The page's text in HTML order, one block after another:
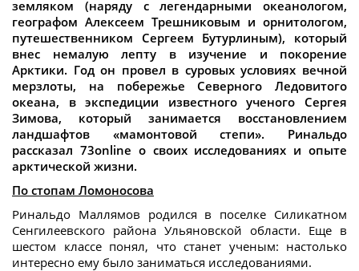
земляком (наряду с легендарными океанологом,
географом Алексеем Трешниковым и орнитологом,
путешественником Сергеем Бутурлиным), который
внес немалую лепту в изучение и покорение
Арктики. Год он провел в суровых условиях вечной
мерзлоты, на побережье Северного Ледовитого
океана, в экспедиции известного ученого Сергея
Зимова, который занимается восстановлением
ландшафтов «мамонтовой степи». Ринальдо
рассказал 73online о своих исследованиях и опыте
арктической жизни.
По стопам Ломоносова
Ринальдо Маллямов родился в поселке Силикатном
Сенгилеевского района Ульяновской области. Еще в
шестом классе понял, что станет ученым: настолько
интересно ему было заниматься исследованиями.